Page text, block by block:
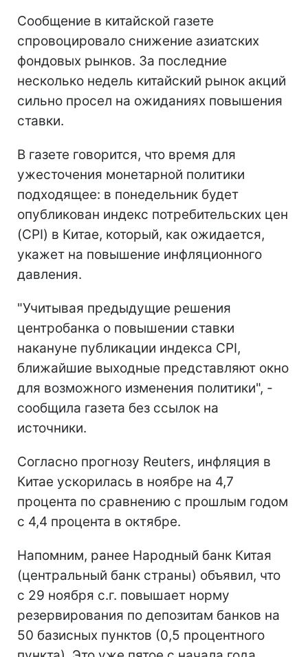
Сообщение в китайской газете
спровоцировало снижение азиатских
фондовых рынков. За последние
несколько недель китайский рынок акций
сильно просел на ожиданиях повышения
ставки.
В газете говорится, что время для
ужесточения монетарной политики
подходящее: в понедельник будет
опубликован индекс потребительских цен
(CPI) в Китае, который, как ожидается,
укажет на повышение инфляционного
давления.
"Учитывая предыдущие решения
центробанка о повышении ставки
накануне публикации индекса CPI,
ближайшие выходные представляют окно
для возможного изменения политики", -
сообщила газета без ссылок на
источники.
Согласно прогнозу Reuters, инфляция в
Китае ускорилась в ноябре на 4,7
процента по сравнению с прошлым годом
с 4,4 процента в октябре.
Напомним, ранее Народный банк Китая
(центральный банк страны) объявил, что
с 29 ноября с.г. повышает норму
резервирования по депозитам банков на
50 базисных пунктов (0,5 процентного